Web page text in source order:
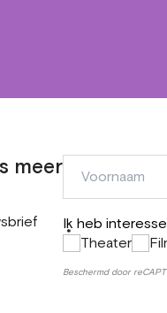
meer
Ik heb
*
Theater
Voornaam
Beschermd door